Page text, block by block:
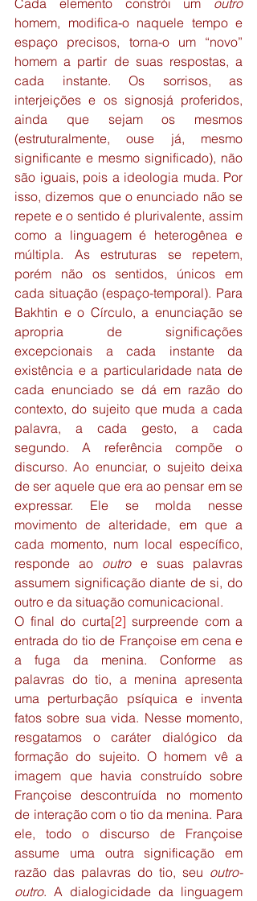
homem, modifica-o naquele tempo e
espaço precisos, torna-o um “novo”
homem a partir de suas respostas, a
cada instante. Os sorrisos, as
interjeições e os signosjá proferidos,
ainda que sejam os mesmos
(estruturalmente, ouse já, mesmo
significante e mesmo significado), não
são iguais, pois a ideologia muda. Por
isso, dizemos que o enunciado não se
repete e o sentido é plurivalente, assim
como a linguagem é heterogênea e
múltipla. As estruturas se repetem,
porém não os sentidos, únicos em
cada situação (espaço-temporal). Para
Bakhtin e o Círculo, a enunciação se
apropria de significações
excepcionais a cada instante da
existência e a particularidade nata de
cada enunciado se dá em razão do
contexto, do sujeito que muda a cada
palavra, a cada gesto, a cada
segundo. A referência compõe o
discurso. Ao enunciar, o sujeito deixa
de ser aquele que era ao pensar em se
expressar. Ele se molda nesse
movimento de alteridade, em que a
cada momento, num local específico,
responde ao outro e suas palavras
assumem significação diante de si, do
outro e da situação comunicacional.
O final do curta[2] surpreende com a
entrada do tio de Françoise em cena e
a fuga da menina. Conforme as
palavras do tio, a menina apresenta
uma perturbação psíquica e inventa
fatos sobre sua vida. Nesse momento,
resgatamos o caráter dialógico da
formação do sujeito. O homem vê a
imagem que havia construído sobre
Françoise descontruída no momento
de interação com o tio da menina. Para
ele, todo o discurso de Françoise
assume uma outra significação em
razão das palavras do tio, seu outro-
outro. A dialogicidade da linguagem